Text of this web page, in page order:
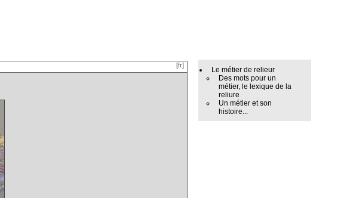
Le métier de relieur
Des mots pour un
métier, le lexique de la
reliure
Un métier et son
histoire...
[fr]